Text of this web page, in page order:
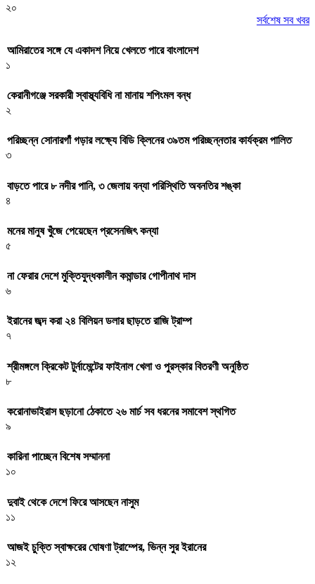
২০
সর্বশেষ সব খবর
আমিরাতের সঙ্গে যে একাদশ নিয়ে খেলতে পারে বাংলাদেশ
১
কেরানীগঞ্জে সরকারী স্বাস্থ্যবিধি না মানায় শপিংমল বন্ধ
২
পরিচ্ছন্ন সোনারগাঁ গড়ার লক্ষ্যে বিডি ক্লিনের ৩৯তম পরিচ্ছন্নতার কার্যক্রম পালিত
৩
বাড়তে পারে ৮ নদীর পানি, ৩ জেলায় বন্যা পরিস্থিতি অবনতির শঙ্কা
৪
মনের মানুষ খুঁজে পেয়েছেন প্রসেনজিৎ কন্যা
৫
না ফেরার দেশে মুক্তিযুদ্ধকালীন কমান্ডার গোপীনাথ দাস
৬
ইরানের জব্দ করা ২৪ বিলিয়ন ডলার ছাড়তে রাজি ট্রাম্প
৭
শ্রীমঙ্গলে ক্রিকেট টুর্নামেন্টের ফাইনাল খেলা ও পুরস্কার বিতরণী অনুষ্ঠিত
৮
করোনাভাইরাস ছড়ানো ঠেকাতে ২৬ মার্চ সব ধরনের সমাবেশ স্থগিত
৯
কারিনা পাচ্ছেন বিশেষ সম্মাননা
১০
দুবাই থেকে দেশে ফিরে আসছেন নাসুম
১১
আজই চুক্তি স্বাক্ষরের ঘোষণা ট্রাম্পের, ভিন্ন সুর ইরানের
১২